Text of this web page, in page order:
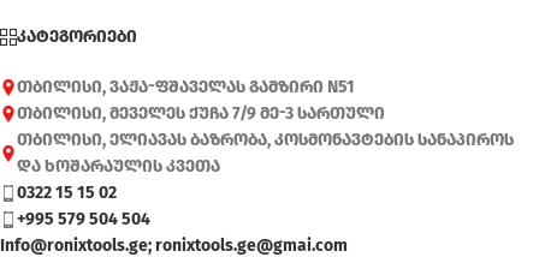
კატეგორიები
თბილისი, ვაჟა-ფშაველას გამზირი N51
თბილისი, მეველეს ქუჩა 7/9 მე-3 სართული
თბილისი, ელიავას ბაზრობა, კოსმონავტების სანაპიროს
და ხოშარაულის კვეთა
0322 15 15 02
+995 579 504 504
Info@ronixtools.ge; ronixtools.ge@gmai.com